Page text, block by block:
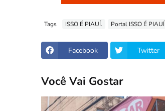
Tags ISSO É PIAUÍ. Portal ISSO É PIAUÍ
Facebook Twitter
Você Vai Gostar